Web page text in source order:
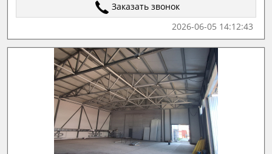
Заказать звонок
2026-06-05 14:12:43